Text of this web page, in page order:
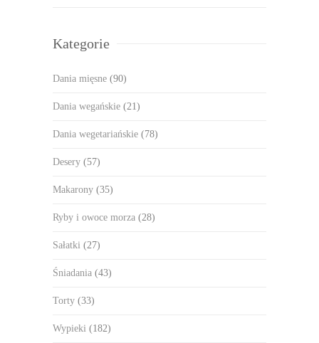
Kategorie
Dania mięsne (90)
Dania wegańskie (21)
Dania wegetariańskie (78)
Desery (57)
Makarony (35)
Ryby i owoce morza (28)
Sałatki (27)
Śniadania (43)
Torty (33)
Wypieki (182)